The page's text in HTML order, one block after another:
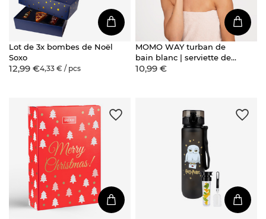
Lot de 3x bombes de Noël
Soxo
12,99 €4,33 € / pcs
MOMO WAY turban de
bain blanc | serviette de
bain
10,99 €